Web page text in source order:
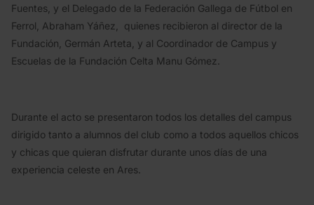
Fuentes, y el Delegado de la Federación Gallega de Fútbol en
Ferrol, Abraham Yáñez, quienes recibieron al director de la
Fundación, Germán Arteta, y al Coordinador de Campus y
Escuelas de la Fundación Celta Manu Gómez.
Durante el acto se presentaron todos los detalles del campus
dirigido tanto a alumnos del club como a todos aquellos chicos
y chicas que quieran disfrutar durante unos días de una
experiencia celeste en Ares.